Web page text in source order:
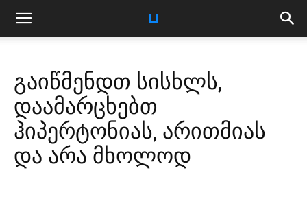
გაიწმენდთ სისხლს,
დაამარცხებთ
ჰიპერტონიას, არითმიას
და არა მხოლოდ